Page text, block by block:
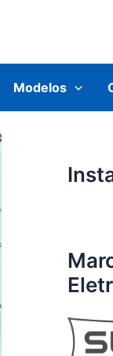
Modelos